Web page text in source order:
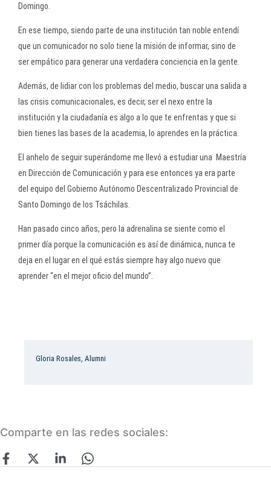
Domingo.
En ese tiempo, siendo parte de una institución tan noble entendí
que un comunicador no solo tiene la misión de informar, sino de
ser empático para generar una verdadera conciencia en la gente.
Además, de lidiar con los problemas del medio, buscar una salida a
las crisis comunicacionales, es decir, ser el nexo entre la
institución y la ciudadanía es algo a lo que te enfrentas y que si
bien tienes las bases de la academia, lo aprendes en la práctica.
El anhelo de seguir superándome me llevó a estudiar una Maestría
en Dirección de Comunicación y para ese entonces ya era parte
del equipo del Gobierno Autónomo Descentralizado Provincial de
Santo Domingo de los Tsáchilas.
Han pasado cinco años, pero la adrenalina se siente como el
primer día porque la comunicación es así de dinámica, nunca te
deja en el lugar en el qué estás siempre hay algo nuevo que
aprender “en el mejor oficio del mundo”.
Gloria Rosales, Alumni
Comparte en las redes sociales: